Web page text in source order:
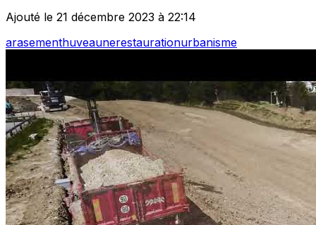
Ajouté le 21 décembre 2023 à 22:14
arasementhuveaunerestaurationurbanisme